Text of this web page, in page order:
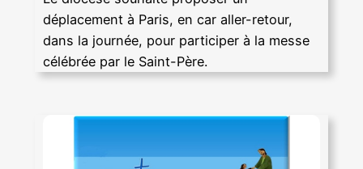
déplacement à Paris, en car aller-retour,
dans la journée, pour participer à la messe
célébrée par le Saint-Père.